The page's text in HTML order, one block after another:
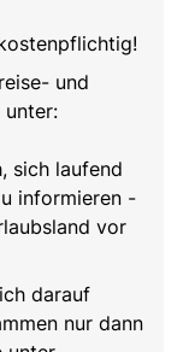
und
unter:
sich laufend
informieren -
vor
darauf
nur dann